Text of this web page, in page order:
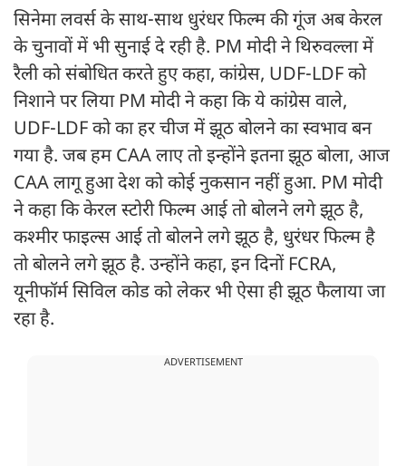
सिनेमा लवर्स के साथ-साथ धुरंधर फिल्म की गूंज अब केरल
के चुनावों में भी सुनाई दे रही है. PM मोदी ने थिरुवल्ला में
रैली को संबोधित करते हुए कहा, कांग्रेस, UDF-LDF को
निशाने पर लिया PM मोदी ने कहा कि ये कांग्रेस वाले,
UDF-LDF को का हर चीज में झूठ बोलने का स्वभाव बन
गया है. जब हम CAA लाए तो इन्होंने इतना झूठ बोला, आज
CAA लागू हुआ देश को कोई नुकसान नहीं हुआ. PM मोदी
ने कहा कि केरल स्टोरी फिल्म आई तो बोलने लगे झूठ है,
कश्मीर फाइल्स आई तो बोलने लगे झूठ है, धुरंधर फिल्म है
तो बोलने लगे झूठ है. उन्होंने कहा, इन दिनों FCRA,
यूनीफॉर्म सिविल कोड को लेकर भी ऐसा ही झूठ फैलाया जा
रहा है.
ADVERTISEMENT